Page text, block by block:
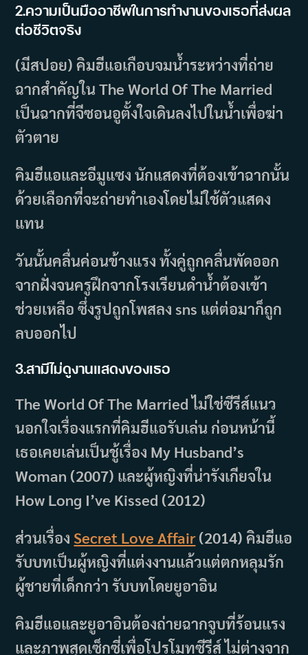
2.ความเป็นมืออาชีพในการทำงานของเธอที่ส่งผล
ต่อชีวิตจริง
(มีสปอย) คิมฮีแอเกือบจมน้ำระหว่างที่ถ่าย
ฉากสำคัญใน The World Of The Married
เป็นฉากที่จีซอนอูตั้งใจเดินลงไปในน้ำเพื่อฆ่า
ตัวตาย
คิมฮีแอและอีมูแซง นักแสดงที่ต้องเข้าฉากนั้น
ด้วยเลือกที่จะถ่ายทำเองโดยไม่ใช้ตัวแสดง
แทน
วันนั้นคลื่นค่อนข้างแรง ทั้งคู่ถูกคลื่นพัดออก
จากฝั่งจนครูฝึกจากโรงเรียนดำน้ำต้องเข้า
ช่วยเหลือ ซึ่งรูปถูกโพสลง sns แต่ต่อมาก็ถูก
ลบออกไป
3.สามีไม่ดูงานแสดงของเธอ
The World Of The Married ไม่ใช่ซีรีส์แนว
นอกใจเรื่องแรกที่คิมฮีแอรับเล่น ก่อนหน้านี้
เธอเคยเล่นเป็นชู้เรื่อง My Husband’s
Woman (2007) และผู้หญิงที่น่ารังเกียจใน
How Long I’ve Kissed (2012)
ส่วนเรื่อง Secret Love Affair(2014) คิมฮีแอ
รับบทเป็นผู้หญิงที่แต่งงานแล้วแต่ตกหลุมรัก
ผู้ชายที่เด็กกว่า รับบทโดยยูอาอิน
คิมฮีแอและยูอาอินต้องถ่ายฉากจูบที่ร้อนแรง
และภาพสุดเซ็กซี่เพื่อโปรโมทซีรีส์ ไม่ต่างจาก